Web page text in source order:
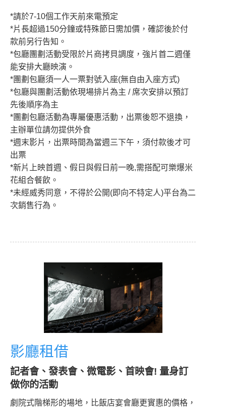
*請於7-10個工作天前來電預定
*片長超過150分鐘或特殊節日需加價，確認後於付
款前另行告知。
*包廳團劃活動受限於片商拷貝調度，強片首二週僅
能安排大廳映演。
*團劃包廳須一人一票對號入座(無自由入座方式)
*包廳與團劃活動依現場排片為主 / 席次安排以預訂
先後順序為主
*團劃包廳活動為專屬優惠活動，出票後恕不退換，
主辦單位請勿提供外食
*週末影片，出票時間為當週三下午，須付款後才可
出票
*新片上映首週、假日與假日前一晚,需搭配可樂爆米
花組合餐飲。
*未經威秀同意，不得於公開(即向不特定人)平台為二
次銷售行為。
影廳租借
記者會、發表會、微電影、首映會! 量身訂
做你的活動
劇院式階梯形的場地，比飯店宴會廳更實惠的價格，